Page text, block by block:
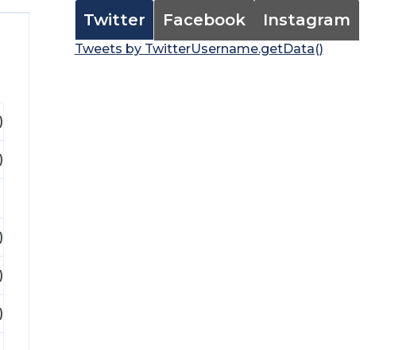
Twitter Facebook Instagram
Tweets by TwitterUsername.getData()